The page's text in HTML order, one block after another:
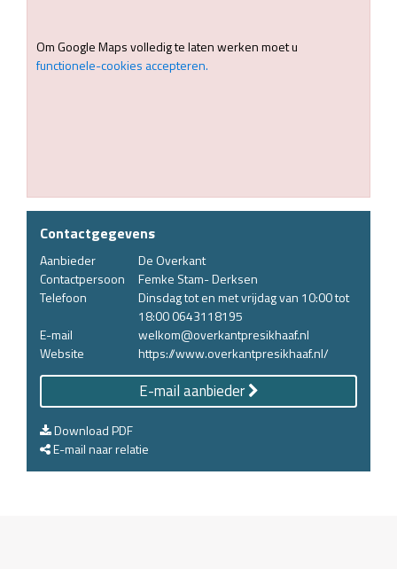
Om Google Maps volledig te laten werken moet u
functionele-cookies accepteren.
Contactgegevens
Aanbieder
De Overkant
Contactpersoon
Femke Stam- Derksen
Telefoon
Dinsdag tot en met vrijdag van 10:00 tot
18:00 0643118195
E-mail
welkom@overkantpresikhaaf.nl
Website
https://www.overkantpresikhaaf.nl/
E-mail aanbieder
Download PDF
E-mail naar relatie